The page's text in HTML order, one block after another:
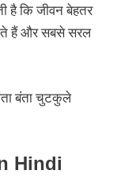
है कि जीवन बेहतर
हैं और सबसे सरल
बंता चुटकुले
Hindi